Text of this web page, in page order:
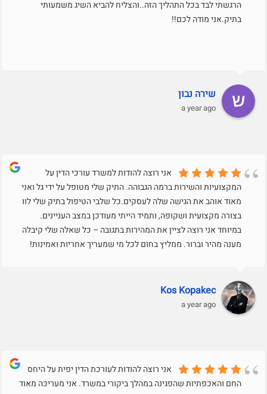
הרגשתי לבד בכל התהליך הזה..והצליח להביא השיג משמעותי
בתיק.אני מודה לכם!!
שירה נבון
a year ago
אני רוצה להודות למשרד עורכי הדין על
המקצועיות והשירות ברמה הגבוהה. התיק שלי מטופל על ידי גל ואני
מאוד אוהב את הגישה שלה לעסקים.כל שלבי הטיפול בתיק שלי לוו
בצורה מקצועית ושקופה, ותמיד הייתי מעודכן במצב העניינים.
במיוחד אני רוצה לציין את המהירות בתגובה – כל שאלה שלי קיבלה
מענה מהיר וברור. ממליץ בחום לכל מי שמעריך אחריות ואמינות!
Kos Kopakec
a year ago
אני רוצה להודות לעורכת הדין יפית על היחס
החם והאכפתיות שהפגינה במהלך ביקורי במשרד. אני מעריכה מאוד